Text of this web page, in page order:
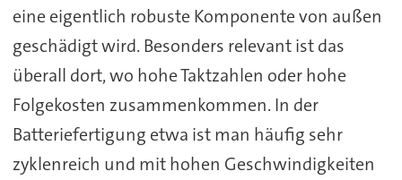
eine eigentlich robuste Komponente von außen
geschädigt wird. Besonders relevant ist das
überall dort, wo hohe Taktzahlen oder hohe
Folgekosten zusammenkommen. In der
Batteriefertigung etwa ist man häufig sehr
zyklenreich und mit hohen Geschwindigkeiten